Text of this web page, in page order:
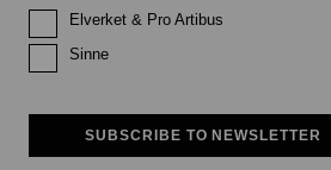
Elverket & Pro Artibus
Sinne
SUBSCRIBE TO NEWSLETTER